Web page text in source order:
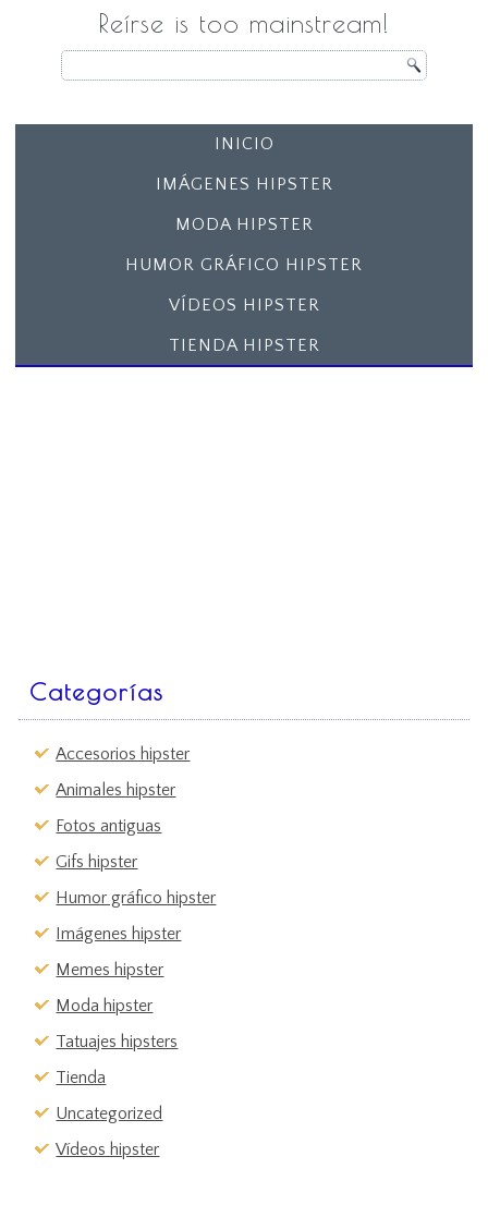
Reírse is too mainstream!
INICIO
IMÁGENES HIPSTER
MODA HIPSTER
HUMOR GRÁFICO HIPSTER
VÍDEOS HIPSTER
TIENDA HIPSTER
Categorías
Accesorios hipster
Animales hipster
Fotos antiguas
Gifs hipster
Humor gráfico hipster
Imágenes hipster
Memes hipster
Moda hipster
Tatuajes hipsters
Tienda
Uncategorized
Vídeos hipster